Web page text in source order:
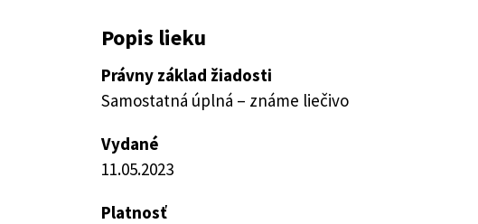
Popis lieku
Právny základ žiadosti
Samostatná úplná – známe liečivo
Vydané
11.05.2023
Platnosť